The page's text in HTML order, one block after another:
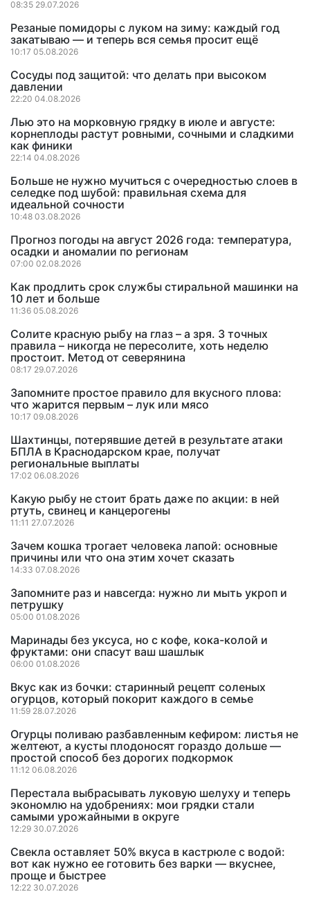
08:35 29.07.2026
Резаные помидоры с луком на зиму: каждый год
закатываю — и теперь вся семья просит ещё
10:17 05.08.2026
Сосуды под защитой: что делать при высоком
давлении
22:20 04.08.2026
Лью это на морковную грядку в июле и августе:
корнеплоды растут ровными, сочными и сладкими
как финики
22:14 04.08.2026
Больше не нужно мучиться с очередностью слоев в
селедке под шубой: правильная схема для
идеальной сочности
10:48 03.08.2026
Прогноз погоды на август 2026 года: температура,
осадки и аномалии по регионам
07:00 02.08.2026
Как продлить срок службы стиральной машинки на
10 лет и больше
11:36 05.08.2026
Солите красную рыбу на глаз – а зря. 3 точных
правила – никогда не пересолите, хоть неделю
простоит. Метод от северянина
08:17 29.07.2026
Запомните простое правило для вкусного плова:
что жарится первым – лук или мясо
10:17 09.08.2026
Шахтинцы, потерявшие детей в результате атаки
БПЛА в Краснодарском крае, получат
региональные выплаты
17:02 06.08.2026
Какую рыбу не стоит брать даже по акции: в ней
ртуть, свинец и канцерогены
11:11 27.07.2026
Зачем кошка трогает человека лапой: основные
причины или что она этим хочет сказать
14:33 07.08.2026
Запомните раз и навсегда: нужно ли мыть укроп и
петрушку
05:00 01.08.2026
Маринады без уксуса, но с кофе, кока-колой и
фруктами: они спасут ваш шашлык
06:00 01.08.2026
Вкус как из бочки: старинный рецепт соленых
огурцов, который покорит каждого в семье
11:59 28.07.2026
Огурцы поливаю разбавленным кефиром: листья не
желтеют, а кусты плодоносят гораздо дольше —
простой способ без дорогих подкормок
11:12 06.08.2026
Перестала выбрасывать луковую шелуху и теперь
экономлю на удобрениях: мои грядки стали
самыми урожайными в округе
12:29 30.07.2026
Свекла оставляет 50% вкуса в кастрюле с водой:
вот как нужно ее готовить без варки — вкуснее,
проще и быстрее
12:22 30.07.2026